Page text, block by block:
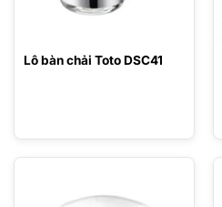
Lô bàn chải Toto DSC41